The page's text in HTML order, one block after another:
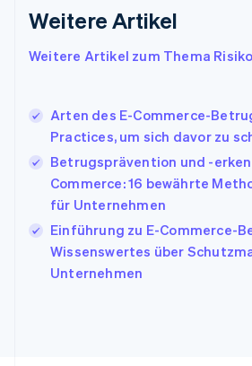
Weitere Artikel
Weitere Artikel zum Thema
Arten des E-Commerce-
Practices, um sich davor zu
Betrugsprävention und -
Commerce: 16 bewährte
für Unternehmen
Einführung zu E-Commerce-
Wissenswertes über
Unternehmen
Irland
Italien
日本語 English
EnglishFrançais
Kroatien
EnglishItaliano
Lettland
Liechtenstein
DeutschEnglish
Litauen